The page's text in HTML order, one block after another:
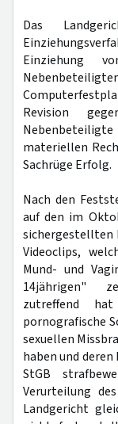
Das
Einziehung
Revision
materiellen
Sachrüge Erfolg.
Nach den
auf den im
sichergestellten
Videoclips,
Mund- und
14jährigen"
zutreffend
pornografische
sexuellen
haben und deren
StGB
Verurteilung
Landgericht